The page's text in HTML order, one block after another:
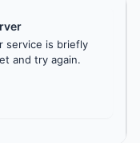
service is briefly
and try again.